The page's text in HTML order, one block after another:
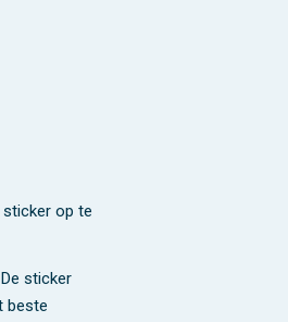
op te
sticker
beste